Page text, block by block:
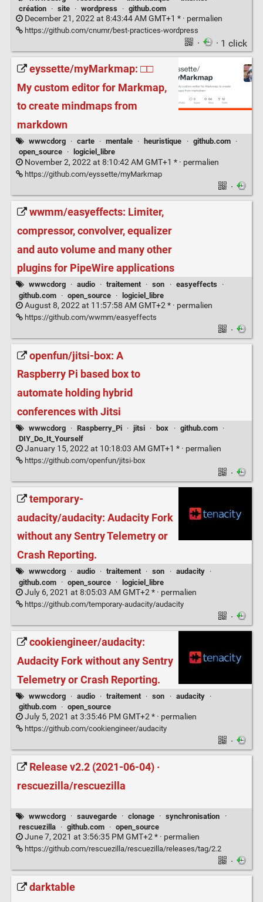
création
· site · wordpress · github.com
December 21, 2022 at 8:43:44 AM GMT+1 * · permalien
https://github.com/cnumr/best-practices-wordpress
· · 1 click
eyssette/myMarkmap: □□️
My custom editor for Markmap,
to create mindmaps from
markdown
wwwcdorg · carte · mentale · heuristique · github.com
·
open_source
· logiciel_libre
November 2, 2022 at 8:10:42 AM GMT+1 * · permalien
https://github.com/eyssette/myMarkmap
·
wwmm/easyeffects: Limiter,
compressor, convolver, equalizer
and auto volume and many other
plugins for PipeWire applications
wwwcdorg · audio · traitement · son · easyeffects
·
github.com
· open_source · logiciel_libre
August 8, 2022 at 11:57:58 AM GMT+2 * · permalien
https://github.com/wwmm/easyeffects
·
openfun/jitsi-box: A
Raspberry Pi based box to
automate holding hybrid
conferences with Jitsi
wwwcdorg · Raspberry_Pi · jitsi · box · github.com
·
DIY_Do_It_Yourself
January 15, 2022 at 10:18:03 AM GMT+1 * · permalien
https://github.com/openfun/jitsi-box
·
temporary-
audacity/audacity: Audacity Fork
without any Sentry Telemetry or
Crash Reporting.
wwwcdorg · audio · traitement · son · audacity
·
github.com
· open_source · logiciel_libre
July 6, 2021 at 8:05:03 AM GMT+2 * · permalien
https://github.com/temporary-audacity/audacity
·
cookiengineer/audacity:
Audacity Fork without any Sentry
Telemetry or Crash Reporting.
wwwcdorg · audio · traitement · son · audacity
·
github.com
· open_source
July 5, 2021 at 3:35:46 PM GMT+2 * · permalien
https://github.com/cookiengineer/audacity
·
Release v2.2 (2021-06-04) ·
rescuezilla/rescuezilla
wwwcdorg · sauvegarde · clonage · synchronisation
·
rescuezilla
· github.com · open_source
June 7, 2021 at 3:56:35 PM GMT+2 * · permalien
https://github.com/rescuezilla/rescuezilla/releases/tag/2.2
·
darktable